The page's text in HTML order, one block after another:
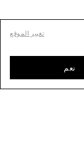
تغيير الموقع
نعم